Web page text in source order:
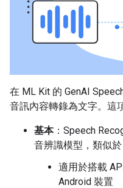
在 ML Kit 的 GenAI
音訊內容轉錄為文字。這
基本：Speech
音辨識模型，類似於
適用於搭載
Android 裝置